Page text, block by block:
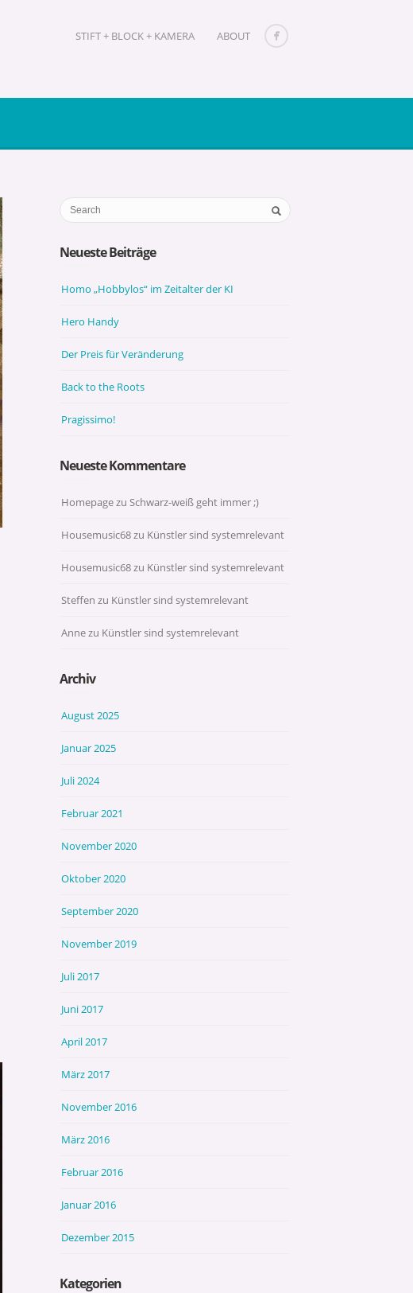
STIFT + BLOCK + KAMERA ABOUT
Neueste Beiträge
Homo „Hobbylos“ im Zeitalter der KI
Hero Handy
Der Preis für Veränderung
Back to the Roots
Pragissimo!
Neueste Kommentare
HomepagezuSchwarz-weiß geht immer ;)
Housemusic68zu Künstler sind systemrelevant
Housemusic68zu Künstler sind systemrelevant
Steffen zu Künstler sind systemrelevant
Annezu Künstler sind systemrelevant
Archiv
August 2025
Januar 2025
Juli 2024
Februar 2021
November 2020
Oktober 2020
September 2020
November 2019
Juli 2017
Juni 2017
April 2017
März 2017
November 2016
März 2016
Februar 2016
Januar 2016
Dezember 2015
Kategorien